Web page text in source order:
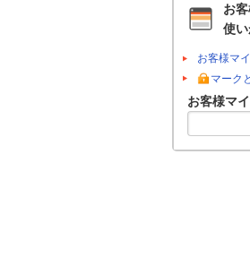
お
使
お客様マ
マーク
お客様マ